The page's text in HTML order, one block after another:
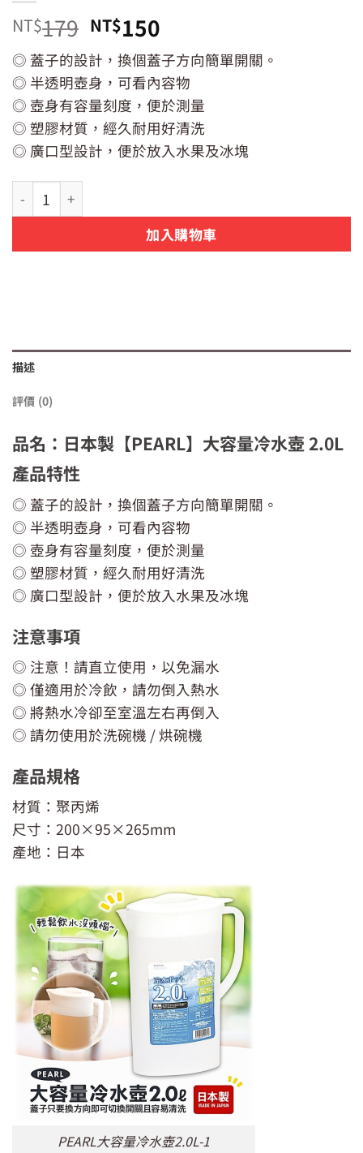
NT$179 原
始
價
格：
NT$179。
NT$150目
前
價
格：
NT$150。
◎ 蓋子的設計，換個蓋子方向簡單開關。
◎ 半透明壺身，可看內容物
◎ 壺身有容量刻度，便於測量
◎ 塑膠材質，經久耐用好清洗
◎ 廣口型設計，便於放入水果及冰塊
【日貨】日本製【PEARL】大容量冷水壺 2.0L 數量
加入購物車
描述
評價 (0)
品名：日本製【PEARL】大容量冷水壺 2.0L
產品特性
◎ 蓋子的設計，換個蓋子方向簡單開關。
◎ 半透明壺身，可看內容物
◎ 壺身有容量刻度，便於測量
◎ 塑膠材質，經久耐用好清洗
◎ 廣口型設計，便於放入水果及冰塊
注意事項
◎ 注意！請直立使用，以免漏水
◎ 僅適用於冷飲，請勿倒入熱水
◎ 將熱水冷卻至室溫左右再倒入
◎ 請勿使用於洗碗機 / 烘碗機
產品規格
材質：聚丙烯
尺寸：200×95×265mm
產地：日本
PEARL大容量冷水壺2.0L-1